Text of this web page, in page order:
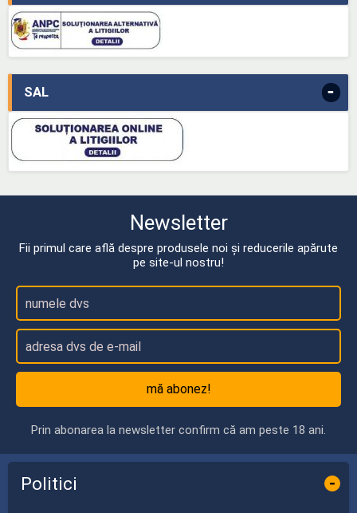
SAL -
Newsletter
Fii primul care află despre produsele noi și reducerile apărute
pe site-ul nostru!
mă abonez!
Prin abonarea la newsletter confirm că am peste 18 ani.
Politici -